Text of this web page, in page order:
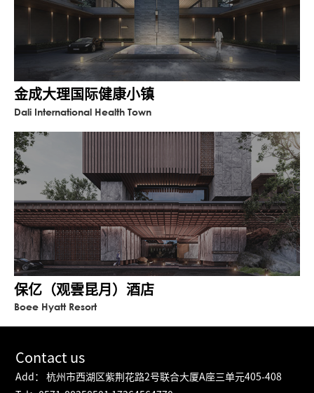
金成大理国际健康小镇
Dali International Health Town
保亿（观雲昆月）酒店
Boee Hyatt Resort
Contact us
Add： 杭州市西湖区紫荆花路2号联合大厦A座三单元405-408